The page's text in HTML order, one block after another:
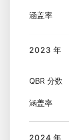
涵盖率
2023 年
QBR 分数
涵盖率
2024 年